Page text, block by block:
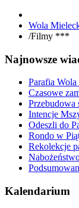
Wola
/Filmy ***
Najnowsze
Parafia
Czasowe
Przebudowa
Intencje
Odeszli do
Rondo w
Rekolekcje
Kalendarium